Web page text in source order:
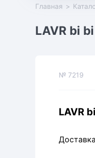
Главная >
LAVR bi
№ 7219
LAVR
Доставка